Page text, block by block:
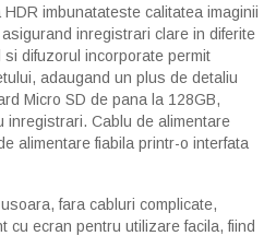
imbunatateste calitatea imaginii
inregistrari clare in diferite
difuzorul incorporate permit
adaugand un plus de detaliu
Micro SD de pana la 128GB,
inregistrari. Cablu de alimentare
alimentare fiabila printr-o interfata
fara cabluri complicate,
cu ecran pentru utilizare facila, fiind